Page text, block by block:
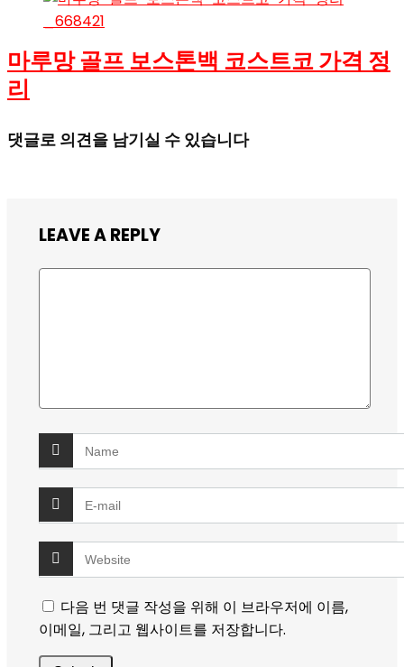
마루망 골프 보스톤백 코스트코 가격 정
리
댓글로 의견을 남기실 수 있습니다
LEAVE A REPLY
다음 번 댓글 작성을 위해 이 브라우저에 이름,
이메일, 그리고 웹사이트를 저장합니다.